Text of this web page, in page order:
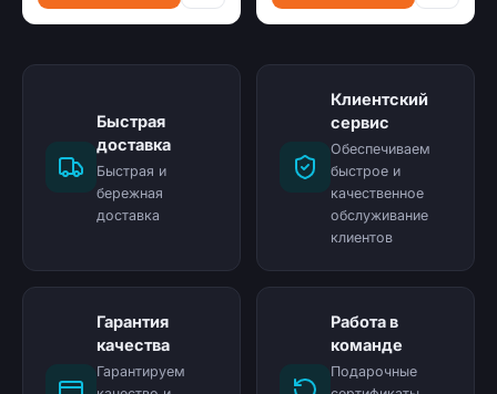
Быстрая
доставка
Быстрая и
бережная
доставка
Клиентский
сервис
Обеспечиваем
быстрое и
качественное
обслуживание
клиентов
Гарантия
качества
Гарантируем
Работа в
команде
Подарочные